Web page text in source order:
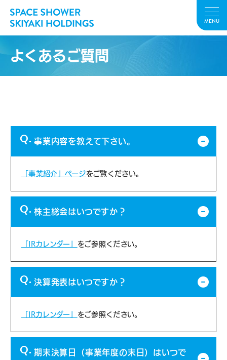
MENU
よくあるご質問
事業内容を教えて下さい。
「事業紹介」ページをご覧ください。
株主総会はいつですか？
「IRカレンダー」 をご参照ください。
決算発表はいつですか？
「IRカレンダー」 をご参照ください。
期末決算日（事業年度の末日）はいつで